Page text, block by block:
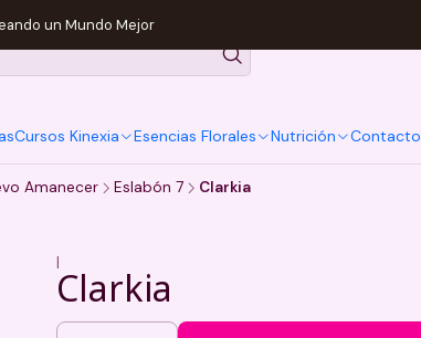
Cursos Kinexia Esencias Florales Nutrición Contacto
un Mundo Mejor
Amanecer Eslabón 7 Clarkia
|
Clarkia